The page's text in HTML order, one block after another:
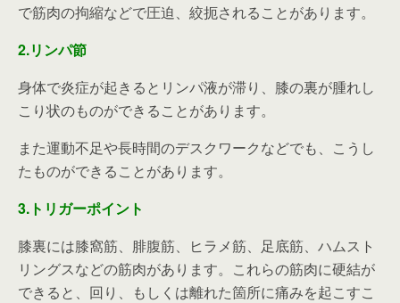
で筋肉の拘縮などで圧迫、絞扼されることがあります。
2.リンパ節
身体で炎症が起きるとリンパ液が滞り、膝の裏が腫れし
こり状のものができることがあります。
また運動不足や長時間のデスクワークなどでも、こうし
たものができることがあります。
3.トリガーポイント
膝裏には膝窩筋、腓腹筋、ヒラメ筋、足底筋、ハムスト
リングスなどの筋肉があります。これらの筋肉に硬結が
できると、回り、もしくは離れた箇所に痛みを起こすこ